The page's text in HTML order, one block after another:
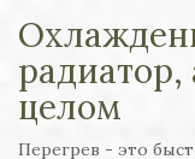
радиатор,
целом
Перегрев - это